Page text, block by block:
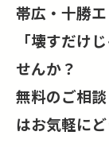
帯広・十勝
「壊すだけ
せんか？
無料のご相
はお気軽にど